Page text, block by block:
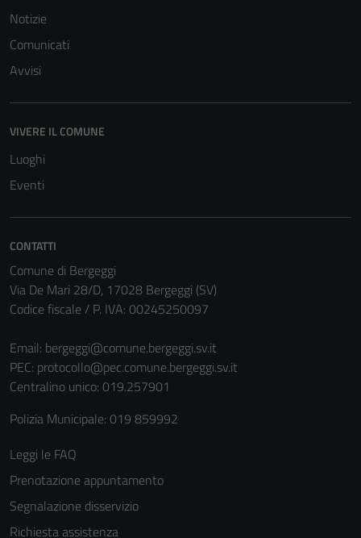
Notizie
Comunicati
Avvisi
VIVERE IL COMUNE
Luoghi
Eventi
CONTATTI
Comune di Bergeggi
Via De Mari 28/D, 17028 Bergeggi (SV)
Codice fiscale / P. IVA: 00245250097
Email: bergeggi@comune.bergeggi.sv.it
PEC: protocollo@pec.comune.bergeggi.sv.it
Centralino unico: 019.257901
Polizia Municipale: 019 859992
Leggi le FAQ
Prenotazione appuntamento
Segnalazione disservizio
Richiesta assistenza
del sito e non
informazioni